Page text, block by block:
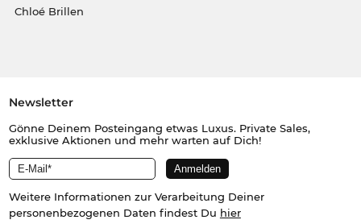
Chloé Brillen
Newsletter
Gönne Deinem Posteingang etwas Luxus. Private Sales,
exklusive Aktionen und mehr warten auf Dich!
Weitere Informationen zur Verarbeitung Deiner
personenbezogenen Daten findest Du hier